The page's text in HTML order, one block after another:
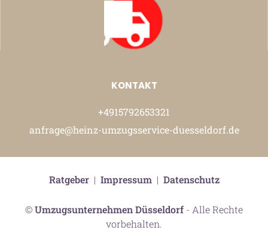
KONTAKT
+4915792653321
anfrage@heinz-umzugsservice-duesseldorf.de
©Umzugsunternehmen Düsseldorf - Alle Rechte
vorbehalten.
Ratgeber| Impressum| Datenschutz